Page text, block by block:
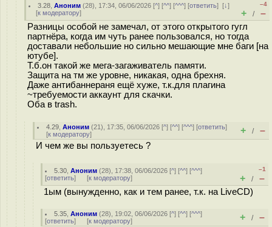
3.28 ,Аноним (28), 17:34, 06/06/2026 [^] [^^] [^^^] [ответить][↓]
[к модератору]
–4
+ / –
Разницы особой не замечал, от этого открытого гугл
партнёра, когда им чуть ранее пользовался, но тогда
доставали небольшие но сильно мешающие мне баги [на
ютубе].
Т.б.он такой же мега-загаживатель памяти.
Защита на тм же уровне, никакая, одна брехня.
Даже антибаннераня ещё хуже, т.к.для плагина
~требуемости аккаунт для скачки.
Оба в trash.
4.29 ,Аноним (21), 17:35, 06/06/2026 [^] [^^] [^^^] [ответить]
[к модератору] + / –
И чем же вы пользуетесь ?
5.30 ,Аноним (28), 17:38, 06/06/2026 [^] [^^] [^^^]
[ответить] [к модератору]
–1
+ / –
1ым (вынужденно, как и тем ранее, т.к. на LiveCD)
5.35 ,Аноним (28), 19:02, 06/06/2026 [^] [^^] [^^^]
[ответить] [к модератору] + / –